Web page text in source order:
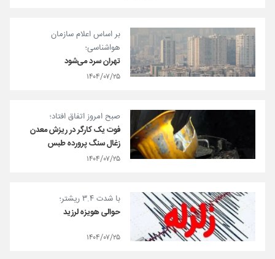
بر اساس اعلام سازمان
هواشناسی؛
تهران سرد می‌شود
۱۴۰۴/۰۷/۲۵
صبح امروز اتفاق افتاد؛
فوت یک کارگر در ریزش معدن
زغال سنگ پرورده طبس
۱۴۰۴/۰۷/۲۵
با شدت ۳.۴ ریشتر؛
حوالی هویزه لرزید
۱۴۰۴/۰۷/۲۵